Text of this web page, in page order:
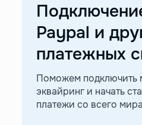
Paypal и
платежных
Поможем подключить
эквайринг и начать
платежи со всего